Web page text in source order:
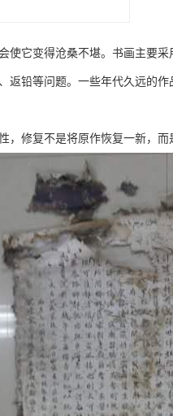
使它变得沧桑不堪。书画主要
返铅等问题。一些年代久远的
修复不是将原作恢复一新，而